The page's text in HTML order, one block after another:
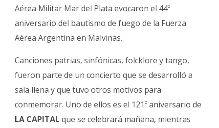
Aérea Militar Mar del Plata evocaron el 44º
aniversario del bautismo de fuego de la Fuerza
Aérea Argentina en Malvinas.
Canciones patrias, sinfónicas, folcklore y tango,
fueron parte de un concierto que se desarrolló a
sala llena y que tuvo otros motivos para
conmemorar. Uno de ellos es el 121º aniversario de
LA CAPITAL que se celebrará mañana, mientras